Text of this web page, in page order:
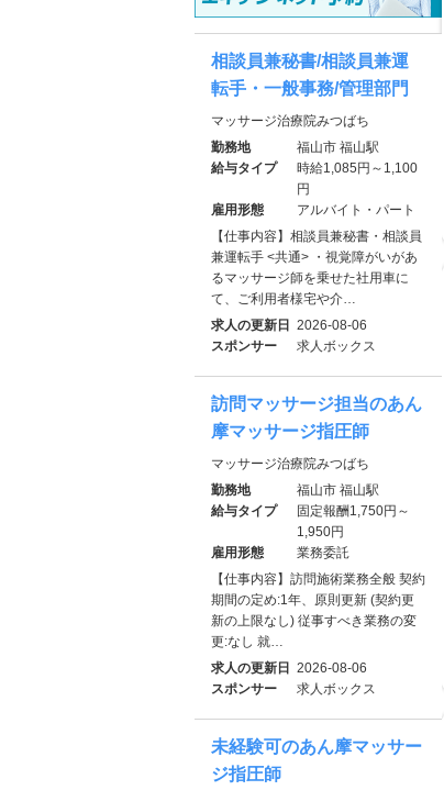
相談員兼秘書/相談員兼運
転手・一般事務/管理部門
マッサージ治療院みつばち
勤務地
福山市 福山駅
給与タイプ
時給1,085円～1,100
円
雇用形態
アルバイト・パート
【仕事内容】相談員兼秘書・相談員
兼運転手 <共通> ・視覚障がいがあ
るマッサージ師を乗せた社用車に
て、ご利用者様宅や介…
求人の更新日 2026-08-06
スポンサー
求人ボックス
訪問マッサージ担当のあん
摩マッサージ指圧師
マッサージ治療院みつばち
勤務地
福山市 福山駅
給与タイプ
固定報酬1,750円～
1,950円
雇用形態
業務委託
【仕事内容】訪問施術業務全般 契約
期間の定め:1年、原則更新 (契約更
新の上限なし) 従事すべき業務の変
更:なし 就…
求人の更新日 2026-08-06
スポンサー
求人ボックス
未経験可のあん摩マッサー
ジ指圧師